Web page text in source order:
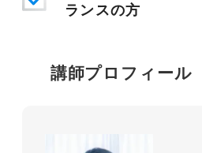
ランスの方
講師プロフィール